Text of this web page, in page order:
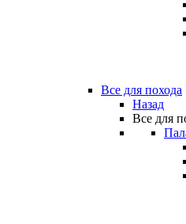
Все для похода
Назад
Все для